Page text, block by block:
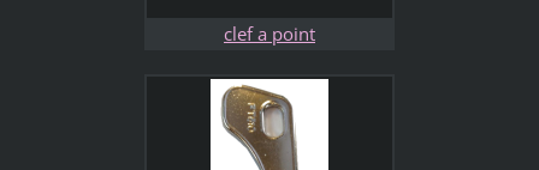
clef a point